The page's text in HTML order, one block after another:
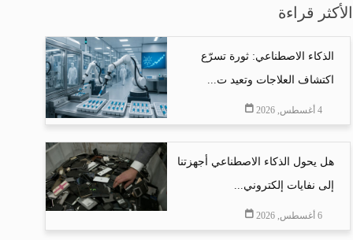
الأكثر قراءة
الذكاء الاصطناعي: ثورة تسرّع
اكتشاف العلاجات وتعيد ت...
4 أغسطس, 2026
هل يحول الذكاء الاصطناعي أجهزتنا
إلى نفايات إلكتروني...
6 أغسطس, 2026